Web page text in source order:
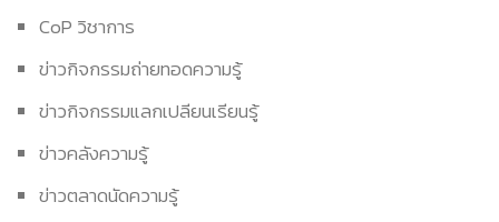
CoP วิชาการ
ข่าวกิจกรรมถ่ายทอดความรู้
ข่าวกิจกรรมแลกเปลียนเรียนรู้
ข่าวคลังความรู้
ข่าวตลาดนัดความรู้